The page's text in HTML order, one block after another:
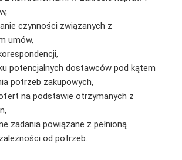
czynności związanych z
umów,
potencjalnych dostawców pod kątem
potrzeb zakupowych,
na podstawie otrzymanych z
zadania powiązane z pełnioną
od potrzeb.